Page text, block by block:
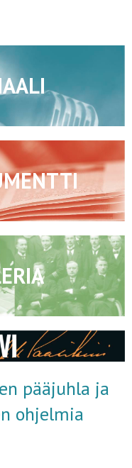
pääjuhla ja
ohjelmia